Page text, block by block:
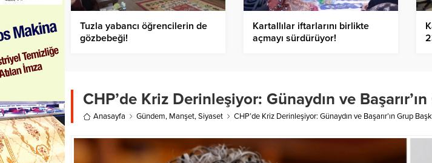
Tuzla yabancı öğrencilerin de
gözbebeği!
Kartallılar iftarlarını birlikte
açmayı sürdürüyor!
CHP’de Kriz Derinleşiyor: Günaydın ve
Anasayfa Gündem, Manşet,Siyaset CHP’de Kriz Derinleşiyor: Günaydın ve Başarır’ın Grup